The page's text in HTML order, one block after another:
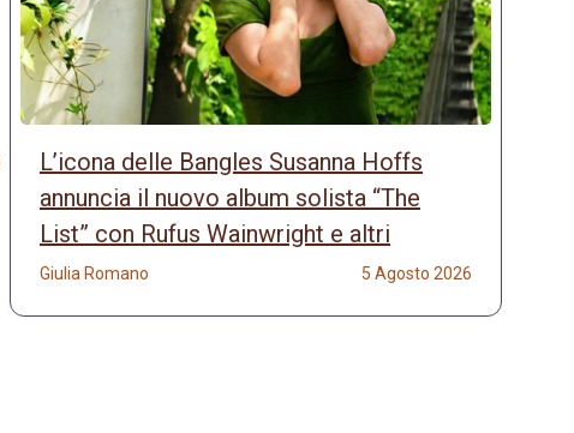
L’icona delle Bangles Susanna Hoffs
annuncia il nuovo album solista “The
List” con Rufus Wainwright e altri
Giulia Romano 5 Agosto 2026